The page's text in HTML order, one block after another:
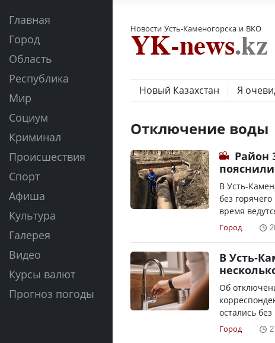
Главная
Город
Область
Республика
Мир
Социум
Криминал
Происшествия
Спорт
Афиша
Культура
Галерея
Видео
Курсы валют
Прогноз погоды
Новости Усть-Каменогорска и ВКО
Новый Казахстан Я
Отключение воды
Район
В Усть-
без
время
Город
В Усть-
Об
остались
Город